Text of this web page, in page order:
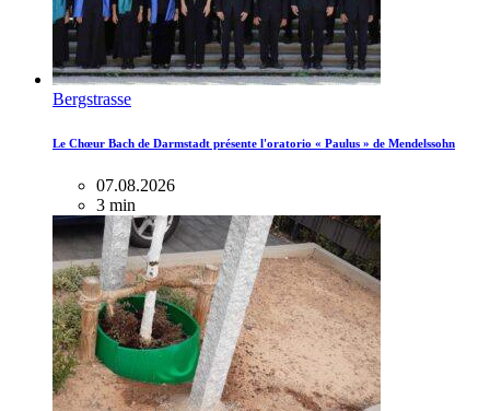
Bergstrasse
Le Chœur Bach de Darmstadt présente l'oratorio « Paulus » de Mendelssohn
07.08.2026
3 min